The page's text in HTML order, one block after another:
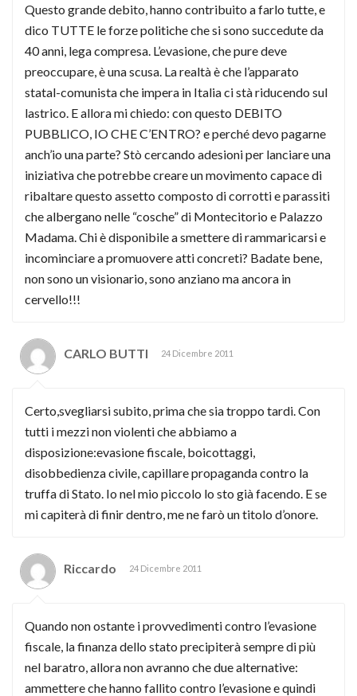
Questo grande debito, hanno contribuito a farlo tutte, e
dico TUTTE le forze politiche che si sono succedute da
40 anni, lega compresa. L’evasione, che pure deve
preoccupare, è una scusa. La realtà è che l’apparato
statal-comunista che impera in Italia ci stà riducendo sul
lastrico. E allora mi chiedo: con questo DEBITO
PUBBLICO, IO CHE C’ENTRO? e perché devo pagarne
anch’io una parte? Stò cercando adesioni per lanciare una
iniziativa che potrebbe creare un movimento capace di
ribaltare questo assetto composto di corrotti e parassiti
che albergano nelle “cosche” di Montecitorio e Palazzo
Madama. Chi è disponibile a smettere di rammaricarsi e
incominciare a promuovere atti concreti? Badate bene,
non sono un visionario, sono anziano ma ancora in
cervello!!!
CARLO BUTTI 24 Dicembre 2011
Certo,svegliarsi subito, prima che sia troppo tardi. Con
tutti i mezzi non violenti che abbiamo a
disposizione:evasione fiscale, boicottaggi,
disobbedienza civile, capillare propaganda contro la
truffa di Stato. Io nel mio piccolo lo sto già facendo. E se
mi capiterà di finir dentro, me ne farò un titolo d’onore.
Riccardo 24 Dicembre 2011
Quando non ostante i provvedimenti contro l’evasione
fiscale, la finanza dello stato precipiterà sempre di più
nel baratro, allora non avranno che due alternative:
ammettere che hanno fallito contro l’evasione e quindi